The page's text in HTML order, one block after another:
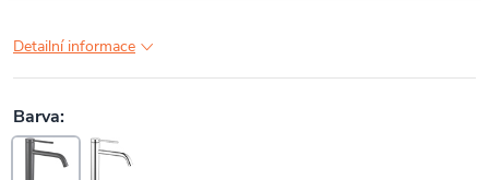
Detailní informace